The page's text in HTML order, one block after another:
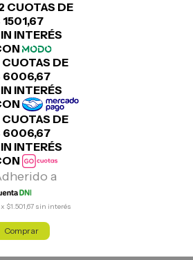
x $1.501,67 sin interés